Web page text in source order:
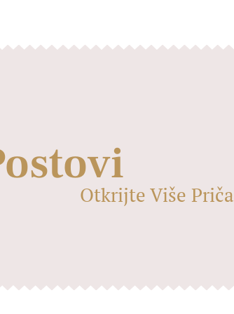
Otkrijte Više Priča